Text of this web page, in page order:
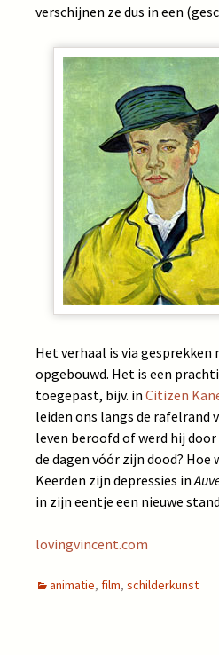
verschijnen ze dus in een
Het verhaal is via
opgebouwd. Het is een
toegepast, bijv. in Citizen
leiden ons langs de rafelrand
leven beroofd of werd hij
de dagen vóór zijn dood?
Keerden zijn depressies in
in zijn eentje een nieuwe
lovingvincent.com
animatie, film, schilderkunst